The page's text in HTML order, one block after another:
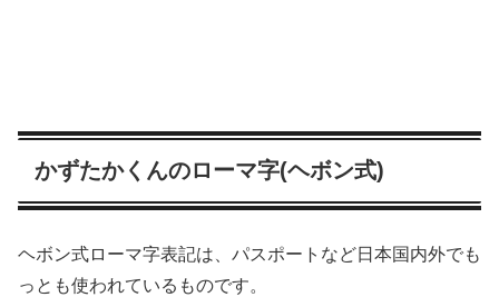
かずたかくんのローマ字(ヘボン式)
ヘボン式ローマ字表記は、パスポートなど日本国内外でも
っとも使われているものです。